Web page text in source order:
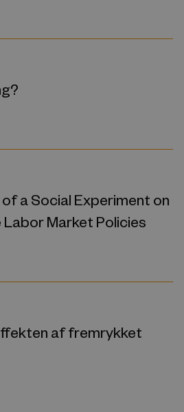
a Social Experiment on
Market Policies
af fremrykket